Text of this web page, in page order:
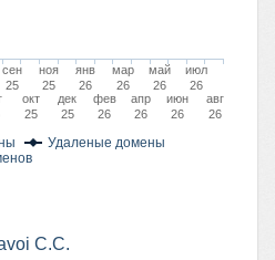
Удаленые домены
сен
25
окт
25
ноя
25
дек
25
янв
26
фев
26
мар
26
апр
26
май
26
июн
26
июл
26
авг
26
C.C.